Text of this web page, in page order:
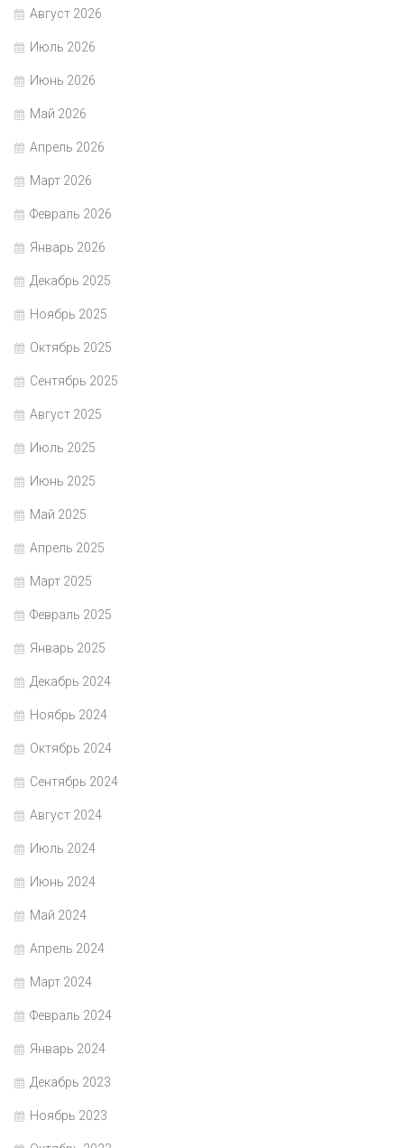
Август 2026
Июль 2026
Июнь 2026
Май 2026
Апрель 2026
Март 2026
Февраль 2026
Январь 2026
Декабрь 2025
Ноябрь 2025
Октябрь 2025
Сентябрь 2025
Август 2025
Июль 2025
Июнь 2025
Май 2025
Апрель 2025
Март 2025
Февраль 2025
Январь 2025
Декабрь 2024
Ноябрь 2024
Октябрь 2024
Сентябрь 2024
Август 2024
Июль 2024
Июнь 2024
Май 2024
Апрель 2024
Март 2024
Февраль 2024
Январь 2024
Декабрь 2023
Ноябрь 2023